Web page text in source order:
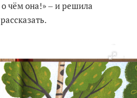
чём она!» ‒ и решила